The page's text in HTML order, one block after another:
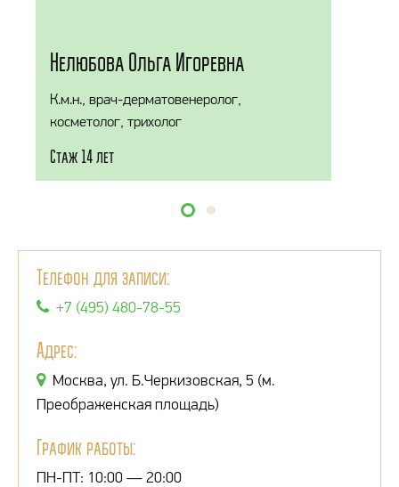
Нелюбова Ольга Игоревна
К.м.н., врач-дерматовенеролог,
косметолог, трихолог
Стаж 14 лет
Телефон для записи:
+7 (495) 480-78-55
Адрес:
Москва, ул. Б.Черкизовская, 5 (м.
Преображенская площадь)
График работы:
ПН-ПТ: 10:00 — 20:00